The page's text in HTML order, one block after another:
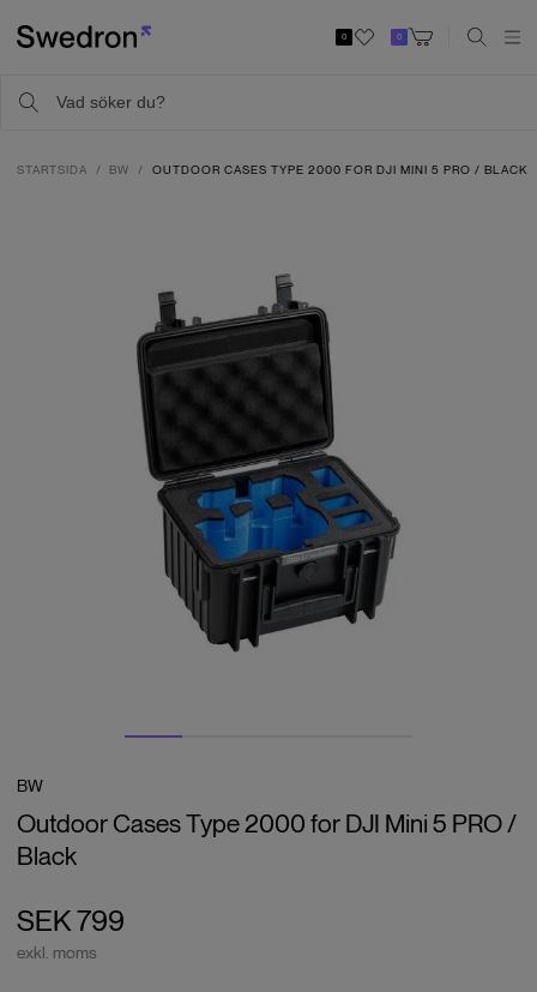
0 0
STARTSIDA BW OUTDOOR CASES TYPE 2000 FOR DJI MINI 5 PRO / BLACK
BW
Outdoor Cases Type 2000 for DJI Mini 5 PRO /
Black
SEK 799
exkl. moms